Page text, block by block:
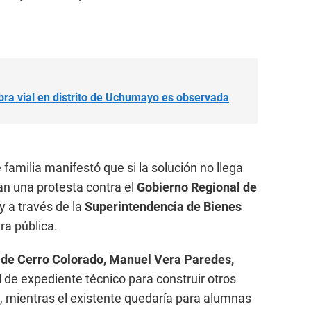
vial en distrito de Uchumayo es observada
manifestó que si la solución no llega
una protesta contra el Gobierno Regional de
a través de la Superintendencia de Bienes
pública.
Cerro Colorado, Manuel Vera Paredes,
expediente técnico para construir otros
mientras el existente quedaría para alumnas